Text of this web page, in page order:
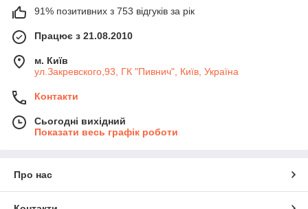
91% позитивних з 753 відгуків за рік
Працює з 21.08.2010
м. Київ
ул.Закревского,93, ГК "Пивнич", Київ, Україна
Контакти
Сьогодні вихідний
Показати весь графік роботи
Про нас